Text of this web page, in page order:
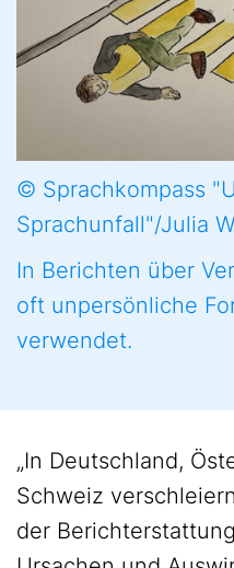
© Sprachkompass
Sprachunfall"/Julia
In Berichten über
oft unpersönliche
verwendet.
„In Deutschland,
Schweiz
der